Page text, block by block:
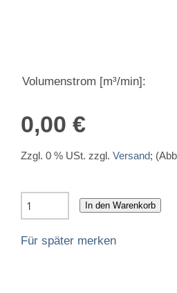
Volumenstrom [m³/min]:
0,00 €
Zzgl. 0 % USt. zzgl. Versand;
In den Warenkorb
Für später merken